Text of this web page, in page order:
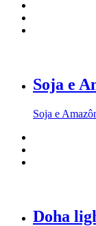
Soja e
Soja e
Doha